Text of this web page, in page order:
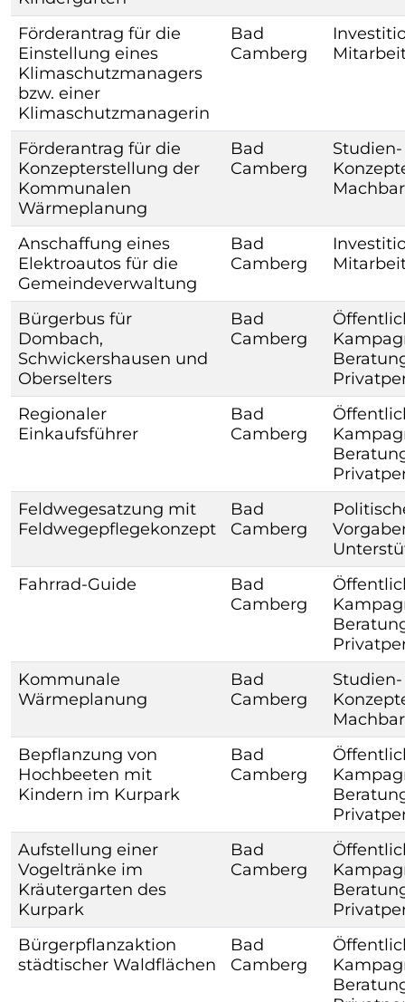
Förderantrag für die
Einstellung eines
Klimaschutzmanagers
bzw. einer
Klimaschutzmanagerin
Bad
Camberg
Förderantrag für die
Konzepterstellung der
Kommunalen
Wärmeplanung
Bad
Camberg
Anschaffung eines
Elektroautos für die
Gemeindeverwaltung
Bad
Camberg
Bürgerbus für
Dombach,
Schwickershausen und
Oberselters
Bad
Camberg
Regionaler
Einkaufsführer
Bad
Camberg
Feldwegesatzung mit
Feldwegepflegekonzept
Bad
Camberg
Fahrrad-Guide
Bad
Camberg
Kommunale
Wärmeplanung
Bad
Camberg
Bepflanzung von
Hochbeeten mit
Kindern im Kurpark
Bad
Camberg
Aufstellung einer
Vogeltränke im
Kräutergarten des
Kurpark
Bad
Camberg
Bürgerpflanzaktion
städtischer Waldflächen
Bad
Camberg